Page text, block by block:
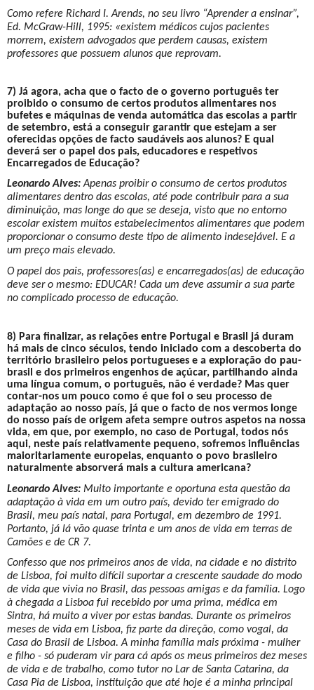
Como refere Richard I. Arends, no seu livro “Aprender a ensinar”,
Ed. McGraw-Hill, 1995: «existem médicos cujos pacientes
morrem, existem advogados que perdem causas, existem
professores que possuem alunos que reprovam.
7) Já agora, acha que o facto de o governo português ter
proibido o consumo de certos produtos alimentares nos
bufetes e máquinas de venda automática das escolas a partir
de setembro, está a conseguir garantir que estejam a ser
oferecidas opções de facto saudáveis aos alunos? E qual
deverá ser o papel dos pais, educadores e respetivos
Encarregados de Educação?
Leonardo Alves:Apenas proibir o consumo de certos produtos
alimentares dentro das escolas, até pode contribuir para a sua
diminuição, mas longe do que se deseja, visto que no entorno
escolar existem muitos estabelecimentos alimentares que podem
proporcionar o consumo deste tipo de alimento indesejável. E a
um preço mais elevado.
O papel dos pais, professores(as) e encarregados(as) de educação
deve ser o mesmo: EDUCAR! Cada um deve assumir a sua parte
no complicado processo de educação.
8) Para finalizar, as relações entre Portugal e Brasil já duram
há mais de cinco séculos, tendo iniciado com a descoberta do
território brasileiro pelos portugueses e a exploração do pau-
brasil e dos primeiros engenhos de açúcar, partilhando ainda
uma língua comum, o português, não é verdade? Mas quer
contar-nos um pouco como é que foi o seu processo de
adaptação ao nosso país, já que o facto de nos vermos longe
do nosso país de origem afeta sempre outros aspetos na nossa
vida, em que, por exemplo, no caso de Portugal, todos nós
aqui, neste país relativamente pequeno, sofremos influências
maioritariamente europeias, enquanto o povo brasileiro
naturalmente absorverá mais a cultura americana?
Leonardo Alves: Muito importante e oportuna esta questão da
adaptação à vida em um outro país, devido ter emigrado do
Brasil, meu país natal, para Portugal, em dezembro de 1991.
Portanto, já lá vão quase trinta e um anos de vida em terras de
Camões e de CR 7.
Confesso que nos primeiros anos de vida, na cidade e no distrito
de Lisboa, foi muito difícil suportar a crescente saudade do modo
de vida que vivia no Brasil, das pessoas amigas e da família. Logo
à chegada a Lisboa fui recebido por uma prima, médica em
Sintra, há muito a viver por estas bandas. Durante os primeiros
meses de vida em Lisboa, fiz parte da direção, como vogal, da
Casa do Brasil de Lisboa. A minha família mais próxima - mulher
e filho - só puderam vir para cá após os meus primeiros dez meses
de vida e de trabalho, como tutor no Lar de Santa Catarina, da
Casa Pia de Lisboa, instituição que até hoje é a minha principal